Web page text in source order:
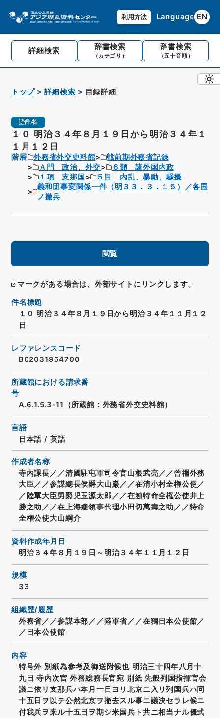
利用方法 Language EN
詳細検索 辞書検索
（カテゴリ）
辞書検索
（五十音順）
トップ 詳細検索 目録詳細
件名
１０ 明治３４年８月１９日から明治３４年１
１月１２日
階層 外務省外交史料館
戦前期外務省記録
Ａ門 政治、外交
６類 諸外国内政
１項 支那国
５目 内乱、暴動、騒擾
義和団事変関係一件（明３３．３．１５）／各国
ノ撤兵
閲覧
マークがある場合は、外部サイトにリンクします。
件名標題
１０ 明治３４年８月１９日から明治３４年１１月１２
日
レファレンスコード
B02031964700
所蔵館における請求番
号
A.6.1.5.3-11（所蔵館：外務省外交史料館）
言語
日本語 / 英語
作成者名称
寺内課長／／清國駐屯軍司令官山根武亮／／曾禰外務
大臣／／参謀總長侯爵大山巌／／在清小村全権公使／
／陸軍大臣男爵児玉源太郎／／在独特命全権公使井上
勝之助／／在上海總領事代理小田切萬壽之助／／特命
全権公使大山綱介
資料作成年月日
明治３４年８月１９日～明治３４年１１月１２日
規模
33
組織歴/履歴
外務省／／参謀本部／／陸軍省／／在獨日本公使館／
／日本公使館
内容
特号外 別紙為参考及御送附候也 明治三十四年八月十
九日 寺内次官 外務総務長官宛 別紙 先般列国指揮官会
議ニ依リ支那兵ハ本月一日ヨリ北京ニ入リ列国兵ハ同
十五日ヲ以テ公然北京ヲ撤去スル事ニ議決セラレ候ニ
付我兵ヲ来ル十五日ヲ期シ米国兵ト共ニ相当ナル儀式